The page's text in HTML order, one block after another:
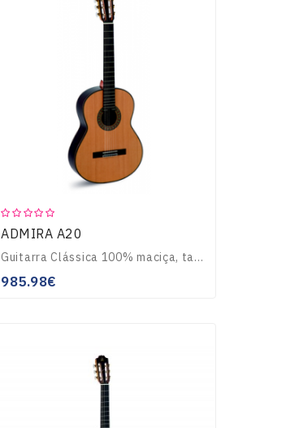
ADMIRA A20
Guitarra Clássica 100% maciça, tampo em cedro maciço, corpo em Pausanto da india maciço, filetes embutidos no tampo e funfo, braço de Caoba com reforço de ébano..
985.98€